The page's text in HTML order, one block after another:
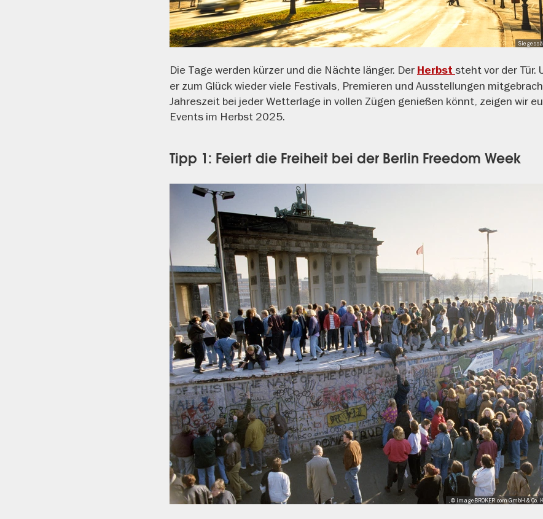
Die Tage werden kürzer und die Nächte länger. Der Herbst steht vor der Tür.
er zum Glück wieder viele Festivals, Premieren und Ausstellungen
Jahreszeit bei jeder Wetterlage in vollen Zügen genießen könnt, zeigen wir
Events im Herbst 2025.
Tipp 1: Feiert die Freiheit bei der Berlin Freedom Week
, © imageBROKER.com GmbH & Co.